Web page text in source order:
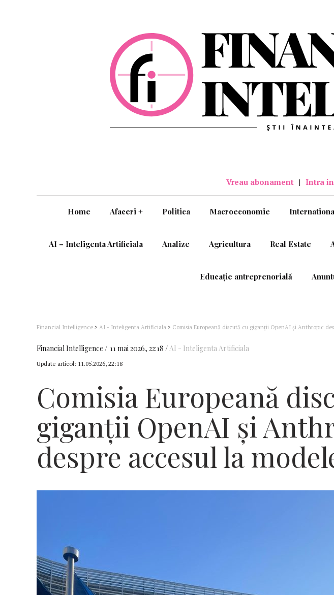
Vreau abonament | Intra
Home Afaceri + Politica Macroeconomie
AI – Inteligenta Artificiala Analize Agricultura Real Estate
Educație antreprenorială
Financial Intelligence > AI - Inteligenta Artificiala > Comisia Europeană discută cu giganţii OpenAI şi Anthropic
Financial Intelligence 11 mai 2026, 22:18 AI - Inteligenta Artificiala
Update articol: 11.05.2026, 22:18
Comisia Europeană
giganţii OpenAI şi
despre accesul la